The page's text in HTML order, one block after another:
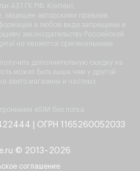
437 ГК РФ. Контент,
защищен авторскими правами.
в любом виде запрещены и
законодательству Российской
не являются оригинальными
дополнительную скидку на
может быть выше чем у другой
авито магазины и частных
eSIM без лотка.
| ОГРН 1165260052033
© 2013–2026
соглашение